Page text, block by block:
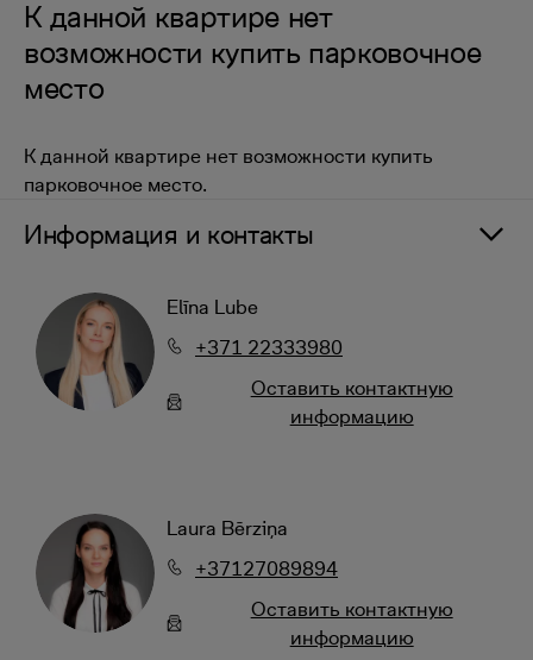
К данной квартире нет
возможности купить парковочное
место
К данной квартире нет возможности купить
парковочное место.
Информация и контакты
Elīna Lube
+371 22333980
Oставить контактную
информацию
Laura Bērziņa
+37127089894
Oставить контактную
информацию